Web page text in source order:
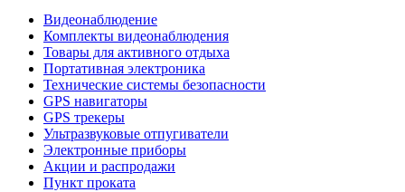
Видеонаблюдение
Комплекты видеонаблюдения
Товары для активного отдыха
Портативная электроника
Технические системы безопасности
GPS навигаторы
GPS трекеры
Ультразвуковые отпугиватели
Электронные приборы
Акции и распродажи
Пункт проката